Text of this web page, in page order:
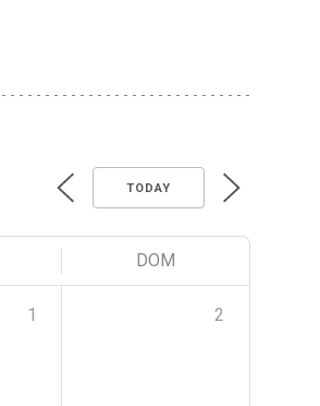
TODAY
DOM
1 2